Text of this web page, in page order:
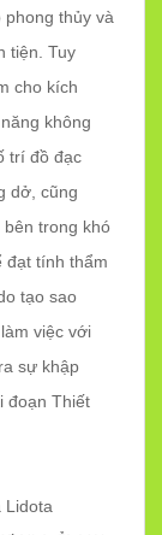
thủy và
tiện. Tuy
cho kích
không
trí đồ đạc
dở, cũng
trong khó
đạt tính thẩm
tạo sao
việc với
sự khập
đoạn Thiết
Lidota